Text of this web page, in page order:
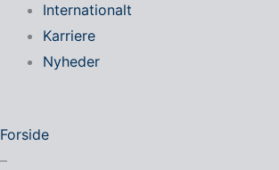
Internationalt
Karriere
Nyheder
Forside
–